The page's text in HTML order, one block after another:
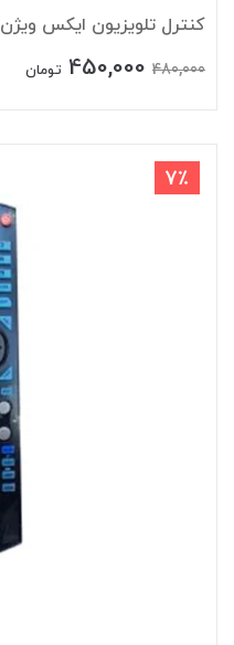
کنترل تلویزیون ایکس ویژن2500
480,000
450,000 تومان
7٪